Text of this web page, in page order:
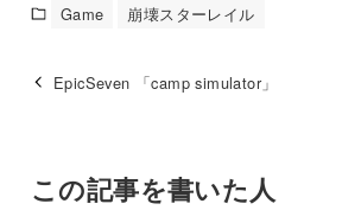
Game 崩壊スターレイル
EpicSeven 「camp simulator」
この記事を書いた人